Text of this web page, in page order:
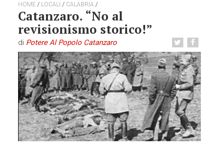
HOME / LOCALI / CALABRIA /
Catanzaro. “No al
revisionismo storico!”
di Potere Al Popolo Catanzaro